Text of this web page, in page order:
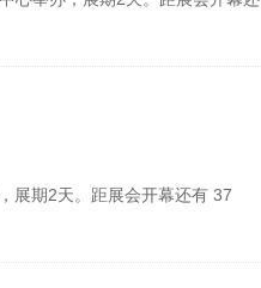
展期2天。距展会开幕还有 37